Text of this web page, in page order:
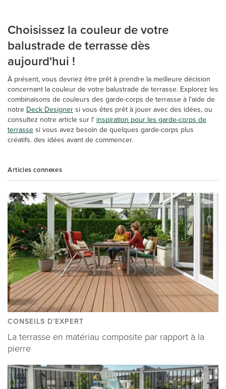
Choisissez la couleur de votre
balustrade de terrasse dès
aujourd'hui !
À présent, vous devriez être prêt à prendre la meilleure décision
concernant la couleur de votre balustrade de terrasse. Explorez les
combinaisons de couleurs des garde-corps de terrasse à l'aide de
notre Deck Designersi vous êtes prêt à jouer avec des idées, ou
consultez notre article sur l' inspiration pour les garde-corps de
terrassesi vous avez besoin de quelques garde-corps plus
créatifs. des idées avant de commencer.
Articles connexes
CONSEILS D’EXPERT
La terrasse en matériau composite par rapport à la
pierre